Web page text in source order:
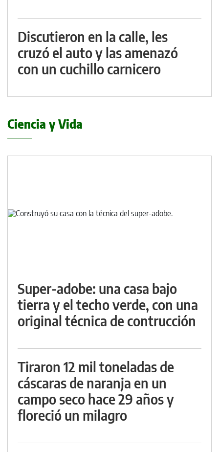
Discutieron en la calle, les
cruzó el auto y las amenazó
con un cuchillo carnicero
Ciencia y Vida
Super-adobe: una casa bajo
tierra y el techo verde, con una
original técnica de contrucción
Tiraron 12 mil toneladas de
cáscaras de naranja en un
campo seco hace 29 años y
floreció un milagro